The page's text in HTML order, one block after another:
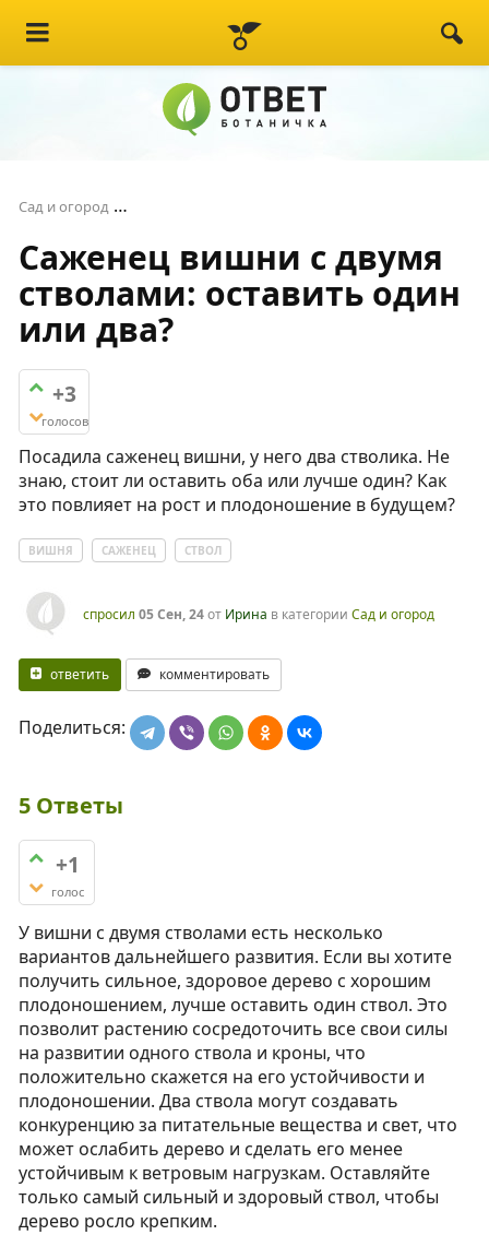
Сад и огород
Саженец вишни с двумя
стволами: оставить один
или два?
+3
голосов
Посадила саженец вишни, у него два стволика. Не
знаю, стоит ли оставить оба или лучше один? Как
это повлияет на рост и плодоношение в будущем?
ВИШНЯ САЖЕНЕЦ СТВОЛ
спросил 05 Сен, 24от Ирина в категории Сад и огород
ответить комментировать
Поделиться:
5 Ответы
+1
голос
У вишни с двумя стволами есть несколько
вариантов дальнейшего развития. Если вы хотите
получить сильное, здоровое дерево с хорошим
плодоношением, лучше оставить один ствол. Это
позволит растению сосредоточить все свои силы
на развитии одного ствола и кроны, что
положительно скажется на его устойчивости и
плодоношении. Два ствола могут создавать
конкуренцию за питательные вещества и свет, что
может ослабить дерево и сделать его менее
устойчивым к ветровым нагрузкам. Оставляйте
только самый сильный и здоровый ствол, чтобы
дерево росло крепким.